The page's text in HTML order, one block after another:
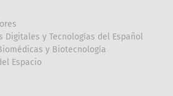
Digitales y Tecnologías del Español
y Biotecnología
Espacio